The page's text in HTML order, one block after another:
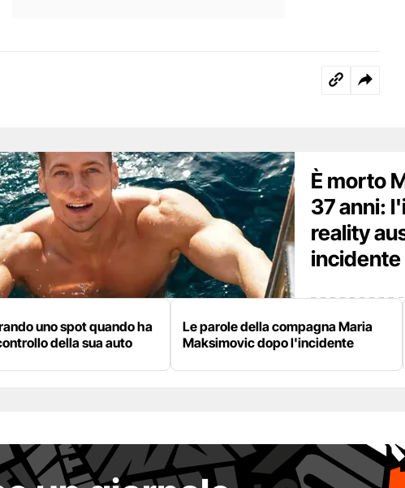
È morto
37 anni:
reality
uno spot quando ha
della sua auto
Le parole della compagna Maria
Maksimovic dopo l'incidente